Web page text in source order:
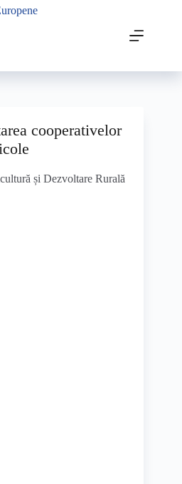
cooperativelor
și Dezvoltare Rurală